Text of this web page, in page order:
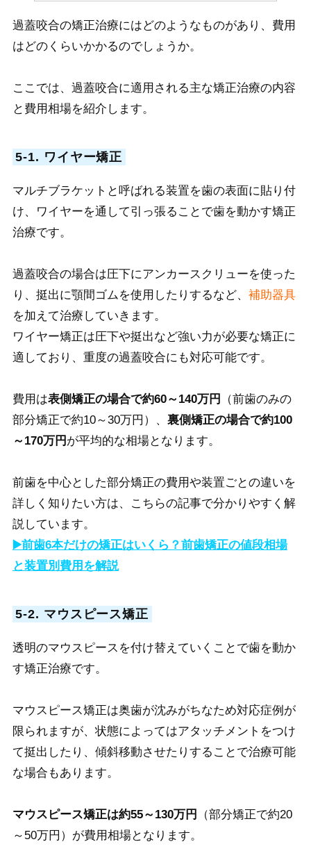
過蓋咬合の矯正治療にはどのようなものがあり、費用
はどのくらいかかるのでしょうか。
ここでは、過蓋咬合に適用される主な矯正治療の内容
と費用相場を紹介します。
5-1. ワイヤー矯正
マルチブラケットと呼ばれる装置を歯の表面に貼り付
け、ワイヤーを通して引っ張ることで歯を動かす矯正
治療です。
過蓋咬合の場合は圧下にアンカースクリューを使った
り、挺出に顎間ゴムを使用したりするなど、 補助器具
を加えて治療していきます。
ワイヤー矯正は圧下や挺出など強い力が必要な矯正に
適しており、重度の過蓋咬合にも対応可能です。
費用は表側矯正の場合で約60～140万円
（前歯のみの
部分矯正で約10～30万円）、 裏側矯正の場合で約100
～170万円 が平均的な相場となります。
前歯を中心とした部分矯正の費用や装置ごとの違いを
詳しく知りたい方は、こちらの記事で分かりやすく解
説しています。
▶️前歯6本だけの矯正はいくら？前歯矯正の値段相場
と装置別費用を解説
5-2. マウスピース矯正
透明のマウスピースを付け替えていくことで歯を動か
す矯正治療です。
マウスピース矯正は奥歯が沈みがちなため対応症例が
限られますが、状態によってはアタッチメントをつけ
て挺出したり、傾斜移動させたりすることで治療可能
な場合もあります。
マウスピース矯正は約55～130万円
（部分矯正で約20
～50万円）が費用相場となります。